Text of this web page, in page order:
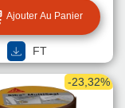
Ajouter Au Panier
FT
-23,32%